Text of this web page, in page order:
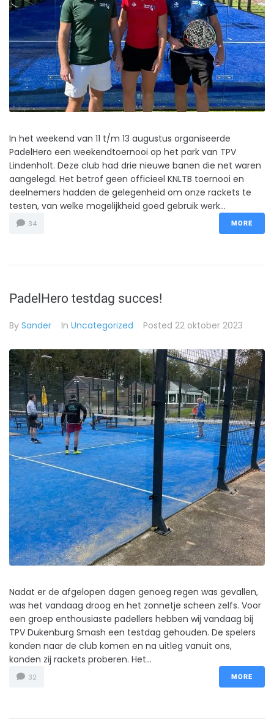
In het weekend van 11 t/m 13 augustus organiseerde
PadelHero een weekendtoernooi op het park van TPV
Lindenholt. Deze club had drie nieuwe banen die net waren
aangelegd. Het betrof geen officieel KNLTB toernooi en
deelnemers hadden de gelegenheid om onze rackets te
testen, van welke mogelijkheid goed gebruik werk...
34 MORE
PadelHero testdag succes!
By Sander In Uncategorized Posted 22 oktober 2023
Nadat er de afgelopen dagen genoeg regen was gevallen,
was het vandaag droog en het zonnetje scheen zelfs. Voor
een groep enthousiaste padellers hebben wij vandaag bij
TPV Dukenburg Smash een testdag gehouden. De spelers
konden naar de club komen en na uitleg vanuit ons,
konden zij rackets proberen. Het...
32 MORE